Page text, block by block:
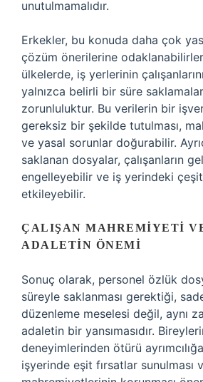
unutulmamalıdır.
Erkekler, bu konuda daha çok
çözüm önerilerine
ülkelerde, iş yerlerinin
yalnızca belirli bir süre
zorunluluktur. Bu verilerin bir
gereksiz bir şekilde tutulması,
ve yasal sorunlar doğurabilir.
saklanan dosyalar, çalışanların
engelleyebilir ve iş yerindeki
etkileyebilir.
ÇALIŞAN MAHREMIYETI
ADALETIN ÖNEMI
Sonuç olarak, personel özlük
süreyle saklanması gerektiği,
düzenleme meselesi değil, aynı
adaletin bir yansımasıdır.
deneyimlerinden ötürü
işyerinde eşit fırsatlar sunulması